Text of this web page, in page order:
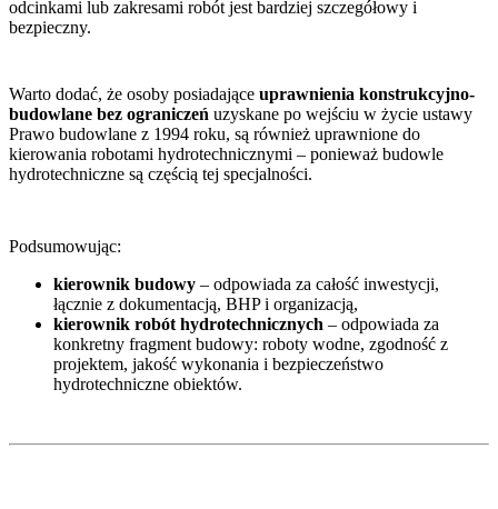
odcinkami lub zakresami robót jest bardziej szczegółowy i
bezpieczny.
Warto dodać, że osoby posiadające uprawnienia konstrukcyjno-
budowlane bez ograniczeń uzyskane po wejściu w życie ustawy
Prawo budowlane z 1994 roku, są również uprawnione do
kierowania robotami hydrotechnicznymi – ponieważ budowle
hydrotechniczne są częścią tej specjalności.
Podsumowując:
kierownik budowy – odpowiada za całość inwestycji,
łącznie z dokumentacją, BHP i organizacją,
kierownik robót hydrotechnicznych – odpowiada za
konkretny fragment budowy: roboty wodne, zgodność z
projektem, jakość wykonania i bezpieczeństwo
hydrotechniczne obiektów.